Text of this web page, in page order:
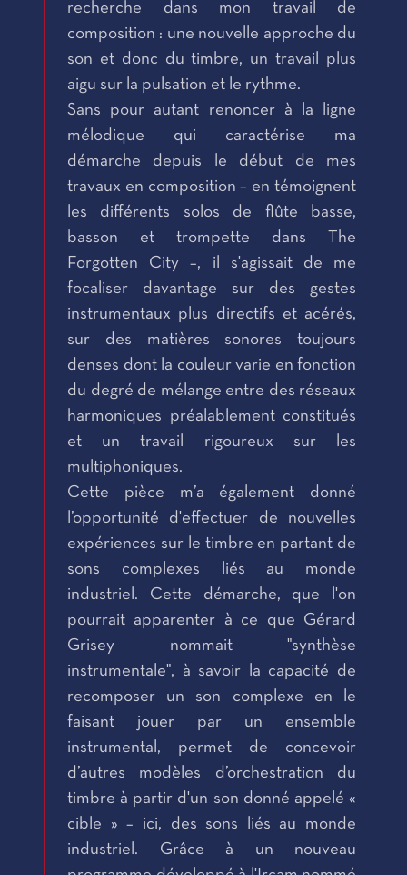
recherche dans mon travail de
composition : une nouvelle approche du
son et donc du timbre, un travail plus
aigu sur la pulsation et le rythme.
Sans pour autant renoncer à la ligne
mélodique qui caractérise ma
démarche depuis le début de mes
travaux en composition – en témoignent
les différents solos de flûte basse,
basson et trompette dans The
Forgotten City –, il s'agissait de me
focaliser davantage sur des gestes
instrumentaux plus directifs et acérés,
sur des matières sonores toujours
denses dont la couleur varie en fonction
du degré de mélange entre des réseaux
harmoniques préalablement constitués
et un travail rigoureux sur les
multiphoniques.
Cette pièce m’a également donné
l’opportunité d'effectuer de nouvelles
expériences sur le timbre en partant de
sons complexes liés au monde
industriel. Cette démarche, que l'on
pourrait apparenter à ce que Gérard
Grisey nommait "synthèse
instrumentale", à savoir la capacité de
recomposer un son complexe en le
faisant jouer par un ensemble
instrumental, permet de concevoir
d’autres modèles d’orchestration du
timbre à partir d'un son donné appelé «
cible » – ici, des sons liés au monde
industriel. Grâce à un nouveau